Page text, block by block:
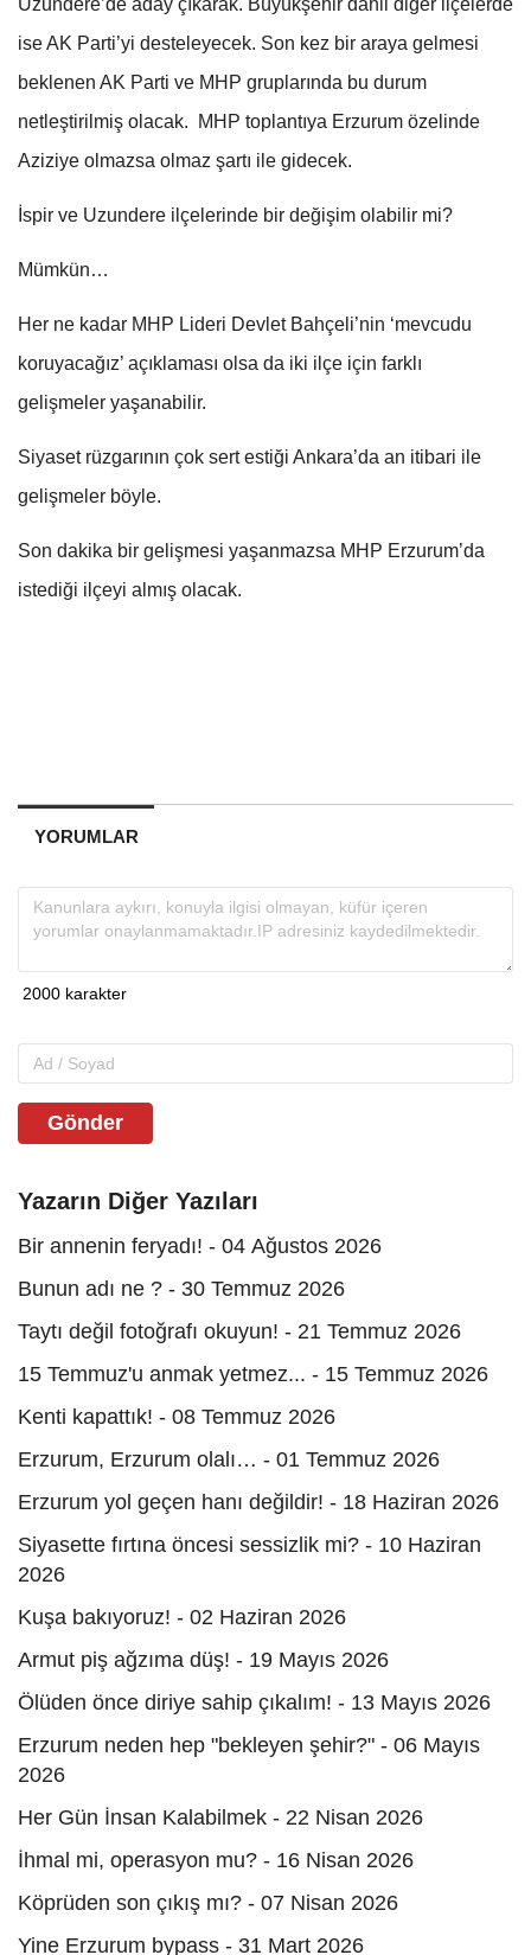
Uzundere’de aday çıkarak. Büyükşehir dahil diğer ilçelerde
ise AK Parti’yi desteleyecek. Son kez bir araya gelmesi
beklenen AK Parti ve MHP gruplarında bu durum
netleştirilmiş olacak. MHP toplantıya Erzurum özelinde
Aziziye olmazsa olmaz şartı ile gidecek.
İspir ve Uzundere ilçelerinde bir değişim olabilir mi?
Mümkün…
Her ne kadar MHP Lideri Devlet Bahçeli’nin ‘mevcudu
koruyacağız’ açıklaması olsa da iki ilçe için farklı
gelişmeler yaşanabilir.
Siyaset rüzgarının çok sert estiği Ankara’da an itibari ile
gelişmeler böyle.
Son dakika bir gelişmesi yaşanmazsa MHP Erzurum’da
istediği ilçeyi almış olacak.
YORUMLAR
Gönder
Yazarın Diğer Yazıları
Bir annenin feryadı! - 04 Ağustos 2026
Bunun adı ne ? - 30 Temmuz 2026
Taytı değil fotoğrafı okuyun! - 21 Temmuz 2026
15 Temmuz'u anmak yetmez... - 15 Temmuz 2026
Kenti kapattık! - 08 Temmuz 2026
Erzurum, Erzurum olalı… - 01 Temmuz 2026
Erzurum yol geçen hanı değildir! - 18 Haziran 2026
Siyasette fırtına öncesi sessizlik mi? - 10 Haziran
2026
Kuşa bakıyoruz! - 02 Haziran 2026
Armut piş ağzıma düş! - 19 Mayıs 2026
Ölüden önce diriye sahip çıkalım! - 13 Mayıs 2026
Erzurum neden hep "bekleyen şehir?" - 06 Mayıs
2026
Her Gün İnsan Kalabilmek - 22 Nisan 2026
İhmal mi, operasyon mu? - 16 Nisan 2026
Köprüden son çıkış mı? - 07 Nisan 2026
Yine Erzurum bypass - 31 Mart 2026